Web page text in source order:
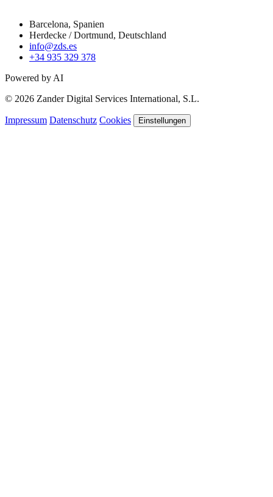
Barcelona, Spanien
Herdecke / Dortmund, Deutschland
info@zds.es
+34 935 329 378
Powered by AI
© 2026 Zander Digital Services International, S.L.
Impressum Datenschutz Cookies Einstellungen